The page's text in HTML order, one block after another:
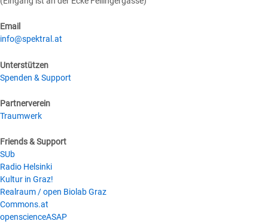
Email
info@spektral.at
Unterstützen
Spenden & Support
Partnerverein
Traumwerk
Friends & Support
SUb
Radio Helsinki
Kultur in Graz!
Realraum / open Biolab Graz
Commons.at
openscienceASAP